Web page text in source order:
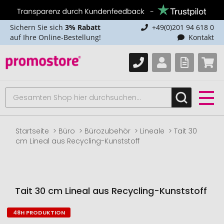
Sichern Sie sich 3% Rabatt
auf Ihre Online-Bestellung!
+49(0)201 94 618 0
Kontakt
Startseite Büro Bürozubehör Lineale
Tait 30
cm Lineal aus Recycling-Kunststoff
Tait 30 cm Lineal aus Recycling-Kunststoff
Zum
48H PRODUKTION